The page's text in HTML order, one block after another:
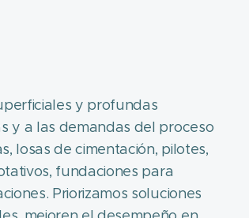
y profundas
y a las demandas del proceso
losas de cimentación, pilotes,
fundaciones para
Priorizamos soluciones